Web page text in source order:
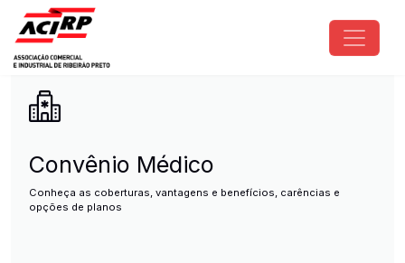
Pular para o conteúdo principal
ACIRP - Associação Comercial
Convênio Médico
Conheça as coberturas, vantagens e benefícios, carências e
opções de planos